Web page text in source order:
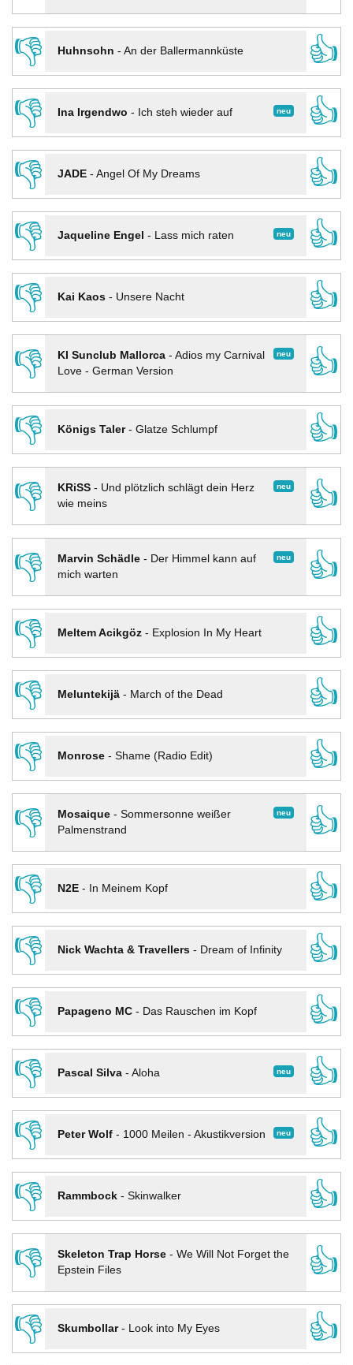
👎
Huhnsohn - An der Ballermannküste
👍
👎
neu
Ina Irgendwo - Ich steh wieder auf
👍
👎
JADE- Angel Of My Dreams
👍
👎
neu
Jaqueline Engel - Lass mich raten
👍
👎
Kai Kaos- Unsere Nacht
👍
👎
neu
KI Sunclub Mallorca- Adios my Carnival
Love - German Version
👍
👎
Königs Taler- Glatze Schlumpf
👍
👎
neu
KRiSS- Und plötzlich schlägt dein Herz
wie meins
👍
👎 neu
Marvin Schädle- Der Himmel kann auf
mich warten
👍
👎
Meltem Acikgöz- Explosion In My Heart
👍
👎
Meluntekijä- March of the Dead
👍
👎
Monrose- Shame (Radio Edit)
👍
👎
neu
Mosaique- Sommersonne weißer
Palmenstrand
👍
👎
N2E- In Meinem Kopf
👍
👎
Nick Wachta & Travellers- Dream of Infinity
👍
👎
Papageno MC- Das Rauschen im Kopf
👍
👎
neu
Pascal Silva- Aloha
👍
👎
neu
Peter Wolf- 1000 Meilen - Akustikversion
👍
👎
Rammbock- Skinwalker
👍
👎
Skeleton Trap Horse- We Will Not Forget the
Epstein Files
👍
👎
Skumbollar- Look into My Eyes
👍